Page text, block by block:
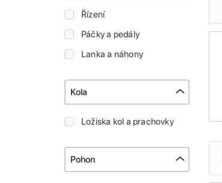
Řízení
Páčky a pedály
Lanka a náhony
Kola
Ložiska kol a prachovky
Pohon